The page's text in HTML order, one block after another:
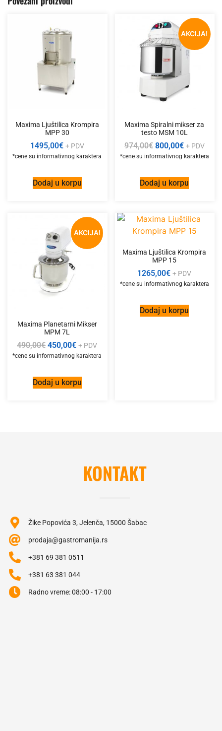
Maxima Ljuštilica Krompira
MPP 30
1495,00€ + PDV
Dodaj u korpu
AKCIJA!
Maxima Spiralni mikser za
testo MSM 10L
974,00€ 800,00€ + PDV
Dodaj u korpu
AKCIJA!
Maxima Planetarni Mikser
MPM 7L
490,00€ 450,00€ + PDV
Dodaj u korpu
Maxima Ljuštilica Krompira
MPP 15
1265,00€ + PDV
Dodaj u korpu
KONTAKT
Žike Popovića 3, Jelenča, 15000 Šabac
prodaja@gastromanija.rs
+381 69 381 0511
+381 63 381 044
Radno vreme: 08:00 - 17:00